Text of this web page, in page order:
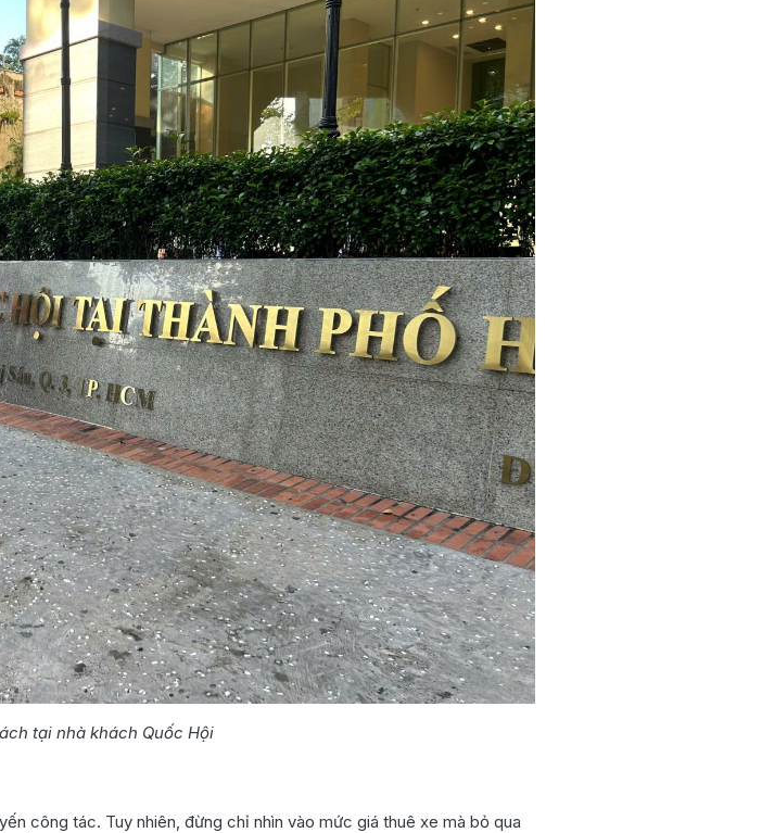
tại nhà khách Quốc Hội
công tác. Tuy nhiên, đừng chỉ nhìn vào mức giá thuê xe mà bỏ qua